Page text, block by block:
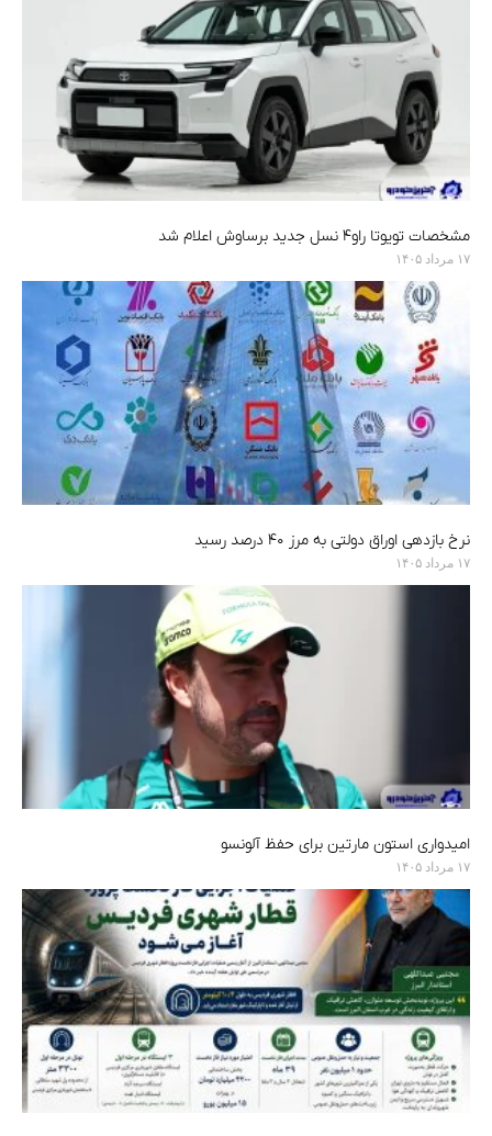
مشخصات تویوتا راو۴ نسل جدید برساوش اعلام شد
۱۷ مرداد ۱۴۰۵
نرخ بازدهی اوراق دولتی به مرز ۴۰ درصد رسید
۱۷ مرداد ۱۴۰۵
امیدواری استون مارتین برای حفظ آلونسو
۱۷ مرداد ۱۴۰۵